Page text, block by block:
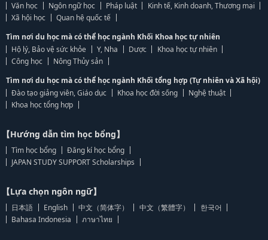
Văn học
Ngôn ngữ học Pháp luật
Kinh tế, Kinh doanh, Thương mại
Xã hội học
Quan hệ quốc tế
Tìm nơi du học mà có thể học ngành Khối Khoa học tự nhiên
Hộ lý, Bảo vệ sức khỏe
Y, Nha Dược
Khoa học tự nhiên
Công học
Nông Thủy sản
Tìm nơi du học mà có thể học ngành Khối tổng hợp (Tự nhiên và Xã hội)
Đào tạo giảng viên, Giáo dục
Khoa học đời sống
Nghệ thuật
Khoa học tổng hợp
【Hướng dẫn tìm học bổng】
Tìm học bổng
Đăng kí học bổng
JAPAN STUDY SUPPORT Scholarships
【Lựa chọn ngôn ngữ】
日本語 English 中文（简体字） 中文（繁體字）
한국어
Bahasa Indonesia
ภาษาไทย